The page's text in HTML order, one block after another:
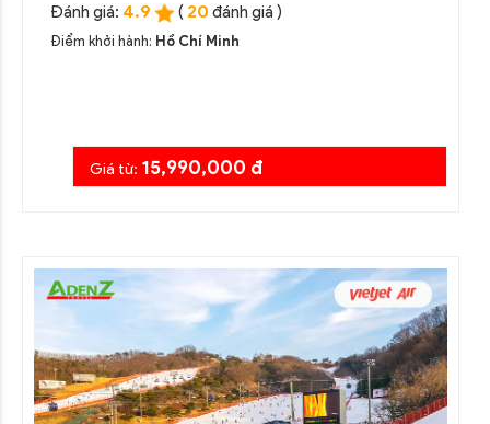
Đánh giá: 4.9 ( 20 đánh giá )
Điểm khởi hành: Hồ Chí Minh
Giá từ: 15,990,000 đ